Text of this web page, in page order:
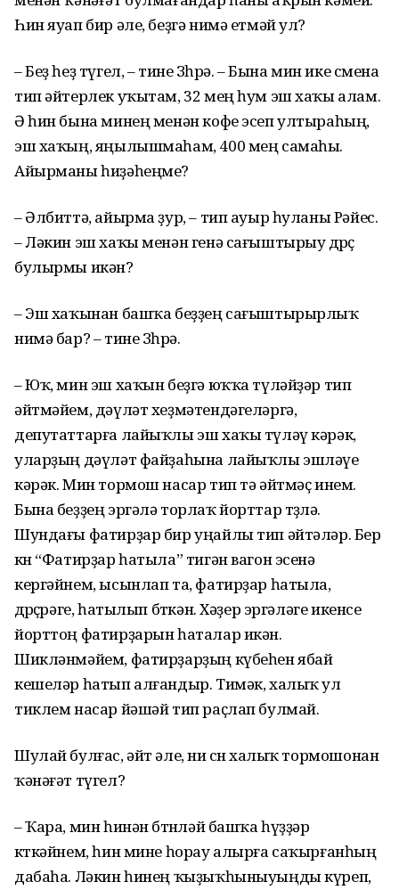
Һин яуап бир әле, беҙгә нимә етмәй ул?
– Беҙ һеҙ түгел, – тине Зөһрә. – Бына мин ике смена
тип әйтерлек уҡытам, 32 мең һум эш хаҡы алам.
Ә һин бына минең менән кофе эсеп ултыраһың,
эш хаҡың, яңылышмаһам, 400 мең самаһы.
Айырманы һиҙәһеңме?
– Әлбиттә, айырма ҙур, – тип ауыр һуланы Рәйес.
– Ләкин эш хаҡы менән генә сағыштырыу дөрөҫ
булырмы икән?
– Эш хаҡынан башҡа беҙҙең сағыштырырлыҡ
нимә бар? – тине Зөһрә.
– Юҡ, мин эш хаҡын беҙгә юҡҡа түләйҙәр тип
әйтмәйем, дәүләт хеҙмәтендәгеләргә,
депутаттарға лайыҡлы эш хаҡы түләү кәрәк,
уларҙың дәүләт файҙаһына лайыҡлы эшләүе
кәрәк. Мин тормош насар тип тә әйтмәҫ инем.
Бына беҙҙең эргәлә торлаҡ йорттар төҙөлә.
Шундағы фатирҙар бир уңайлы тип әйтәләр. Бер
көн “Фатирҙар һатыла” тигән вагон эсенә
кергәйнем, ысынлап та, фатирҙар һатыла,
дөрөҫөрәге, һатылып бөткән. Хәҙер эргәләге икенсе
йорттоң фатирҙарын һаталар икән.
Шикләнмәйем, фатирҙарҙың күбеһен ябай
кешеләр һатып алғандыр. Тимәк, халыҡ ул
тиклем насар йәшәй тип раҫлап булмай.
Шулай булғас, әйт әле, ни өсөн халыҡ тормошонан
ҡәнәғәт түгел?
– Ҡара, мин һинән бөтөнләй башҡа һүҙҙәр
көткәйнем, һин мине һорау алырға саҡырғанһың
дабаһа. Ләкин һинең ҡыҙыҡһыныуыңды күреп,